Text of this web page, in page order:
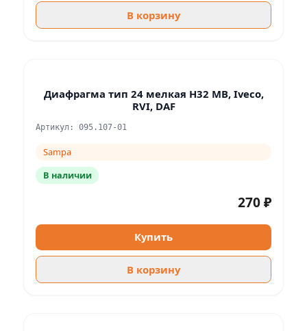
В корзину
Диафрагма тип 24 мелкая H32 MB, Iveco,
RVI, DAF
Артикул: 095.107-01
Sampa
В наличии
270 ₽
Купить
В корзину